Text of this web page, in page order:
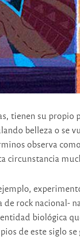
tienen su
belleza o se
observa
circunstancia
rock nacional-
biológica
de este siglo